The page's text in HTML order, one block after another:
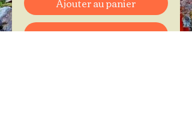
Commander et payer